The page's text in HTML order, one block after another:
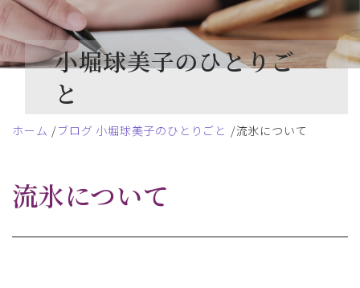
小堀球美子のひとりご
と
ホーム ブログ 小堀球美子のひとりごと 流氷について
流氷について